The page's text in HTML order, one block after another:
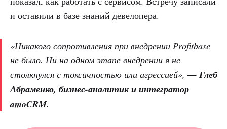
и оставили в базе знаний девелопера.
«Никакого сопротивления при внедрении Profitbase
не было. Ни на одном этапе внедрении я не
столкнулся с токсичностью или агрессией»,— Глеб
Абраменко, бизнес-аналитик и интегратор
amoCRM.